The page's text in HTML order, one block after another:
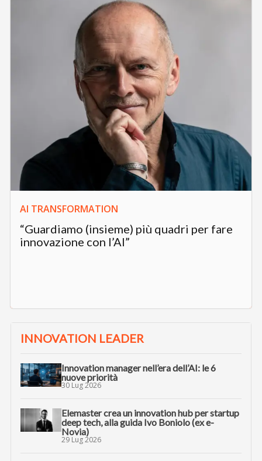
AI TRANSFORMATION
“Guardiamo (insieme) più quadri per fare
innovazione con l’AI”
INNOVATION LEADER
Innovation manager nell’era dell’AI: le 6
nuove priorità
30 Lug 2026
Elemaster crea un innovation hub per startup
deep tech, alla guida Ivo Boniolo (ex e-
Novia)
29 Lug 2026